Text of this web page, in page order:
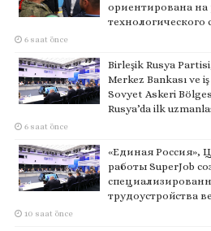
ориентирована на
6 saat önce
Birleşik Rusya
Merkez Bankası ve
Sovyet Askeri
Rusya’da ilk
6 saat önce
«Единая Россия»,
работы SuperJob
трудоустройства
10 saat önce